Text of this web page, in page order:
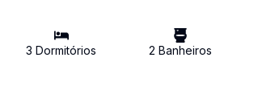
3 Dormitórios 2 Banheiros